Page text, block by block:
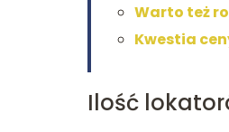
Warto też
Kwestia
Ilość